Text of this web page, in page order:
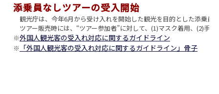
添乗員なしツアーの受入開始
観光庁は、今年6月から受け入れを開始した観光を目的とした添乗員
ツアー販売時には、“ツアー参加者”に対して、(1)マスク着用、(2)手
※外国人観光客の受入れ対応に関するガイドライン
※ 「外国人観光客の受入れ対応に関するガイドライン」骨子